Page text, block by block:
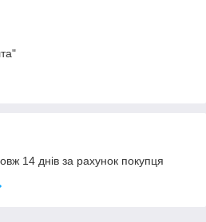
14 днів за рахунок покупця